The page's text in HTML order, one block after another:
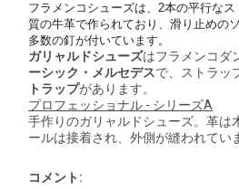
フラメンコシューズは、2本の平行な
質の牛革で作られており、滑り止めの
多数の釘が付いています。
ガリャルドシューズはフラメンコダ
ーシック・メルセデスで、ストラッ
トラップがあります。
プロフェッショナル - シリーズA
手作りのガリャルドシューズ。革は
ールは接着され、外側が縫われてい
コメント: